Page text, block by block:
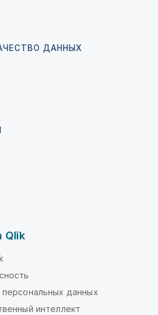
ДАННЫХ
Qlik
данных
интеллект